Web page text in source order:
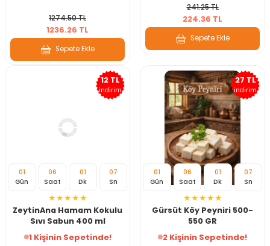
1274.50 TL
1236.26 TL
Sepete Ekle
241.25 TL
224.36 TL
Sepete Ekle
12 TL
indirim
01
Gün
06
Saat
01
Dk
07
Sn
ZeytinAna Hamam Kokulu
Sıvı Sabun 400 ml
1 Kişinin Sepetinde!
27 TL
indirim
01
Gün
06
Saat
01
Dk
07
Sn
Gürsüt Köy Peyniri 500-
550 GR
2 Kişinin Sepetinde!